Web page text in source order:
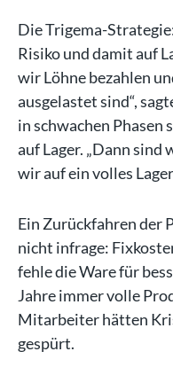
Die Trigema-
Risiko und damit auf
wir Löhne bezahlen
ausgelastet sind“,
in schwachen
auf Lager. „Dann sind
wir auf ein volles
Ein Zurückfahren der
nicht infrage:
fehle die Ware für
Jahre immer volle
Mitarbeiter hätten
gespürt.